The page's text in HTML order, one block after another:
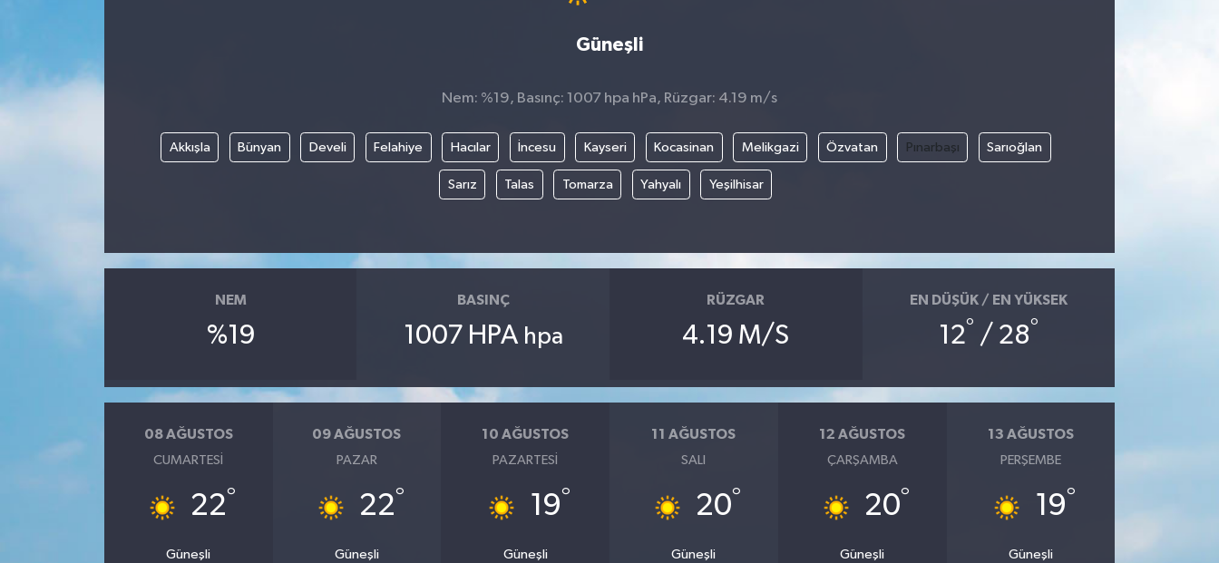
Güneşli
Nem: %19, Basınç: 1007 hpa hPa, Rüzgar: 4.19 m/s
Akkışla Bünyan Develi Felahiye Hacılar İncesu Kayseri Kocasinan Melikgazi Özvatan Pınarbaşı Sarıoğlan
Sarız Talas Tomarza Yahyalı Yeşilhisar
NEM
%19
BASINÇ
1007 HPA hpa
RÜZGAR
4.19 M/S
EN DÜŞÜK / EN YÜKSEK
12° / 28°
08 AĞUSTOS
CUMARTESI
22°
Güneşli
09 AĞUSTOS
PAZAR
22°
Güneşli
10 AĞUSTOS
PAZARTESI
19°
Güneşli
11 AĞUSTOS
SALI
20°
Güneşli
12 AĞUSTOS
ÇARŞAMBA
20°
Güneşli
13 AĞUSTOS
PERŞEMBE
19°
Güneşli
Kültür Sanat
Yurttan